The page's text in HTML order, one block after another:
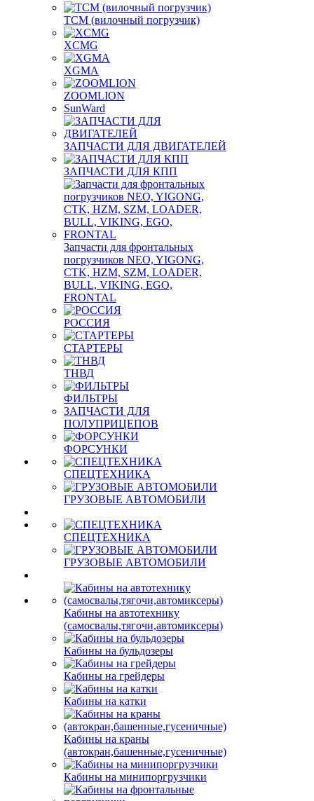
TCM (вилочный погрузчик)
XCMG
XGMA
ZOOMLION
SunWard
ЗАПЧАСТИ ДЛЯ ДВИГАТЕЛЕЙ
ЗАПЧАСТИ ДЛЯ КПП
Запчасти для фронтальных
погрузчиков NEO, YIGONG,
CTK, HZM, SZM, LOADER,
BULL, VIKING, EGO,
FRONTAL
РОССИЯ
СТАРТЕРЫ
ТНВД
ФИЛЬТРЫ
ЗАПЧАСТИ ДЛЯ
ПОЛУПРИЦЕПОВ
ФОРСУНКИ
СПЕЦТЕХНИКА
ГРУЗОВЫЕ АВТОМОБИЛИ
СПЕЦТЕХНИКА
ГРУЗОВЫЕ АВТОМОБИЛИ
Кабины на автотехнику
(самосвалы,тягочи,автомиксеры)
Кабины на бульдозеры
Кабины на грейдеры
Кабины на катки
Кабины на краны
(автокран,башенные,гусеничные)
Кабины на минипоргрузчики